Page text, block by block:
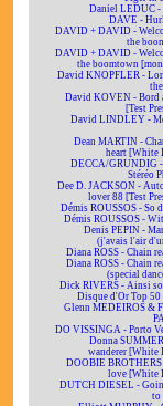
Daniel LEDUC -
DAVE -
DAVID + DAVID -
the
DAVID + DAVID -
the boomtown
David KNOPFLER -
David KOVEN - Bord
[Test
David LINDLEY -
Dean MARTIN -
heart [White
DECCA/GRUNDIG
Stéréo
Dee D. JACKSON -
lover 88 [Test
Démis ROUSSOS - So
Démis ROUSSOS -
Denis PEPIN -
(j'avais l'air
Diana ROSS - Chain
Diana ROSS - Chain
(special
Dick RIVERS - Ainsi
Disque d'Or Top 50
Glenn MEDEIROS &
DO VISSINGA - Porto
Donna
wanderer [White
DOOBIE BROTHERS
love [White
DUTCH DIESEL -
to